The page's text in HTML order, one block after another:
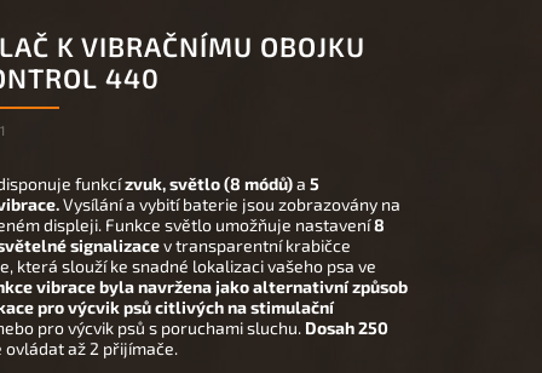
K VIBRAČNÍMU OBOJKU
440
funkcízvuk, světlo (8 módů)a 5
Vysílání a vybití baterie jsou zobrazovány na
displeji. Funkce světlo umožňuje nastavení8
signalizacev transparentní krabičce
která slouží ke snadné lokalizaci vašeho psa ve
vibrace byla navržena jako alternativní způsob
pro výcvik psů citlivých na stimulační
pro výcvik psů s poruchami sluchu. Dosah 250
až 2 přijímače.